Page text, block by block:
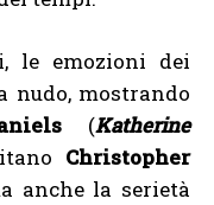
le emozioni dei
nudo, mostrando
(Katherine
Christopher
anche la serietà